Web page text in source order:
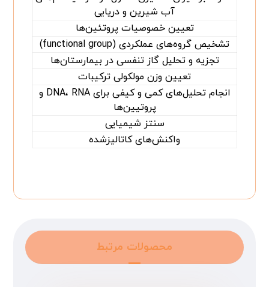
آب شیرین و دریایی
تعیین خصوصیات پروتئین‌ها
تشخیص گروه‌های عملکردی (functional group)
تجزیه و تحلیل گاز تنفسی در بیمارستان‌ها
تعیین وزن مولکولی ترکیبات
انجام تحلیل‌های کمی و کیفی برای DNA، RNA و
پروتیین‌ها
سنتز شیمیایی
واکنش‌های کاتالیزشده
محصولات مرتبط